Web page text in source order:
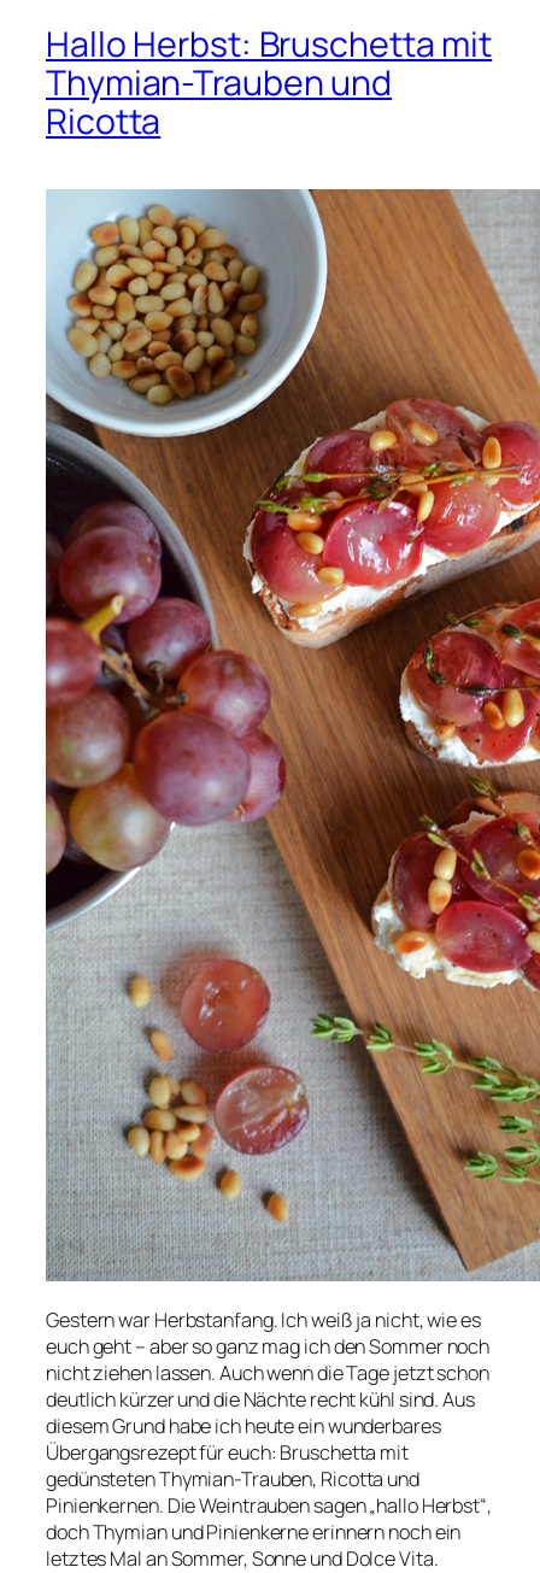
Hallo Herbst: Bruschetta mit
Thymian-Trauben und
Ricotta
Gestern war Herbstanfang. Ich weiß ja nicht, wie es
euch geht – aber so ganz mag ich den Sommer noch
nicht ziehen lassen. Auch wenn die Tage jetzt schon
deutlich kürzer und die Nächte recht kühl sind. Aus
diesem Grund habe ich heute ein wunderbares
Übergangsrezept für euch: Bruschetta mit
gedünsteten Thymian-Trauben, Ricotta und
Pinienkernen. Die Weintrauben sagen „hallo Herbst“,
doch Thymian und Pinienkerne erinnern noch ein
letztes Mal an Sommer, Sonne und Dolce Vita.